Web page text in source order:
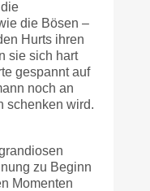
die Bösen –
Hurts ihren
sie sich hart
gespannt auf
noch an
schenken wird.
zu Beginn
Momenten